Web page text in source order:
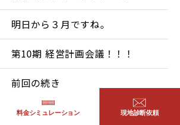
明日から３月ですね。
第10期 経営計画会議！！！
前回の続き
立春迎えましたが、まだまだ真冬
料金シミュレーション 現地診断依頼